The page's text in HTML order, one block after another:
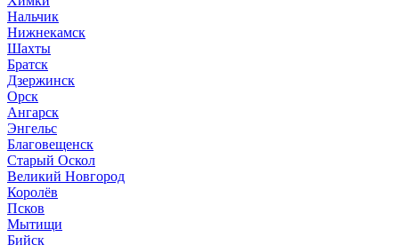
Нальчик
Нижнекамск
Шахты
Братск
Дзержинск
Орск
Ангарск
Энгельс
Благовещенск
Старый Оскол
Великий Новгород
Королёв
Псков
Мытищи
Бийск